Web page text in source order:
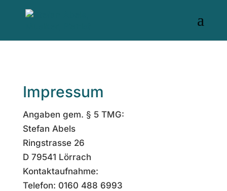
Impressum
Angaben gem. § 5 TMG:
Stefan Abels
Ringstrasse 26
D 79541 Lörrach
Kontaktaufnahme:
Telefon: 0160 488 6993